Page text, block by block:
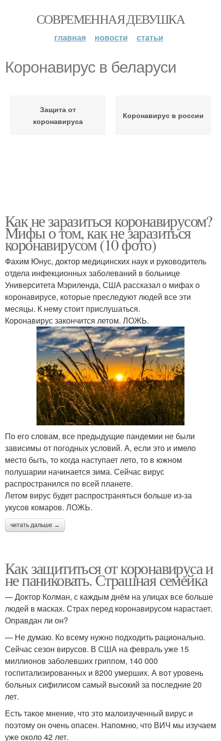
СОВРЕМЕННАЯ ДЕВУШКА
главная новости статьи
Коронавирус в беларуси
Защита от
коронавируса
Коронавирус в россии
Как не заразиться коронавирусом?
Мифы о том, как не заразиться
коронавирусом (10 фото)
Фахим Юнус, доктор медицинских наук и руководитель
отдела инфекционных заболеваний в больнице
Университета Мэриленда, США рассказал о мифах о
коронавирусе, которые преследуют людей все эти
месяцы. К нему стоит прислушаться.
Коронавирус закончится летом. ЛОЖЬ.
По его словам, все предыдущие пандемии не были
зависимы от погодных условий. А, если это и имело
место быть, то когда наступает лето, то в южном
полушарии начинается зима. Сейчас вирус
распространился по всей планете.
Летом вирус будет распространяться больше из-за
укусов комаров. ЛОЖЬ.
читать дальше →
Как защититься от коронавируса и
не паниковать. Страшная семейка
— Доктор Колман, с каждым днём на улицах все больше
людей в масках. Страх перед коронавирусом нарастает.
Оправдан ли он?
— Не думаю. Ко всему нужно подходить рационально.
Сейчас сезон вирусов. В США на февраль уже 15
миллионов заболевших гриппом, 140 000
госпитализированных и 8200 умерших. А вот уровень
больных сифилисом самый высокий за последние 20
лет.
Есть такое мнение, что это малоизученный вирус и
поэтому он очень опасен. Напомню, что ВИЧ мы изучаем
уже около 42 лет.